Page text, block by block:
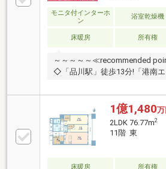
モニタ付インターホ
ン
浴室乾燥機
床暖房 所有権
～～～～～≪recommended
◇「品川駅」徒歩13分!「港南
㎡のゆとりある2SLDK!WIC・
階のため、遮るものがなく、
暖房・ディスポーザーなど充
良好!164戸の大型レジデンス!
～～～～～～～～～～～◆頭金
金利50年ローン!◆提携銀行多数
無休!即日対応させていただき
1億1,480万
2LDK 76.77m2
11階 東
床暖房 所有権